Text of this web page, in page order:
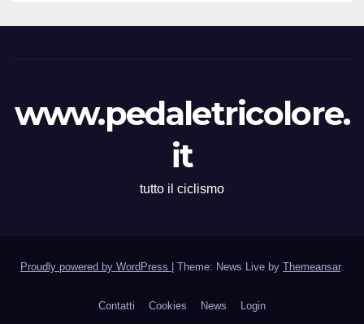
www.pedaletricolore.
it
tutto il ciclismo
Proudly powered by WordPress Theme: News Live by Themeansar.
Contatti Cookies News Login